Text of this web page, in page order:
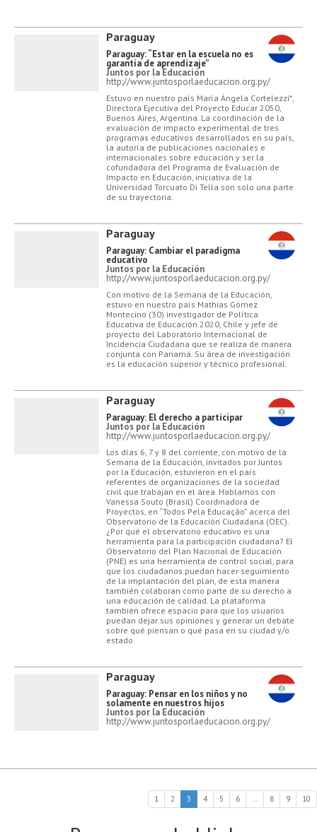
Paraguay
Paraguay: “Estar en la escuela no es
garantía de aprendizaje”
Juntos por la Educación
http://www.juntosporlaeducacion.org.py/
Estuvo en nuestro país María Ángela Cortelezzi*,
Directora Ejecutiva del Proyecto Educar 2050,
Buenos Aires, Argentina. La coordinación de la
evaluación de impacto experimental de tres
programas educativos desarrollados en su país,
la autoría de publicaciones nacionales e
internacionales sobre educación y ser la
cofundadora del Programa de Evaluación de
Impacto en Educación, iniciativa de la
Universidad Torcuato Di Tella son solo una parte
de su trayectoria.
Paraguay
Paraguay: Cambiar el paradigma
educativo
Juntos por la Educación
http://www.juntosporlaeducacion.org.py/
Con motivo de la Semana de la Educación,
estuvo en nuestro país Mathias Gómez
Montecino (30) investigador de Política
Educativa de Educación 2020, Chile y jefe de
proyecto del Laboratorio Internacional de
Incidencia Ciudadana que se realiza de manera
conjunta con Panamá. Su área de investigación
es la educación superior y técnico profesional.
Paraguay
Paraguay: El derecho a participar
Juntos por la Educación
http://www.juntosporlaeducacion.org.py/
Los días 6, 7 y 8 del corriente, con motivo de la
Semana de la Educación, invitados por Juntos
por la Educación, estuvieron en el país
referentes de organizaciones de la sociedad
civil que trabajan en el área. Hablamos con
Vanessa Souto (Brasil) Coordinadora de
Proyectos, en “Todos Pela Educação” acerca del
Observatorio de la Educación Ciudadana (OEC).
¿Por qué el observatorio educativo es una
herramienta para la participación ciudadana? El
Observatorio del Plan Nacional de Educación
(PNE) es una herramienta de control social, para
que los ciudadanos puedan hacer seguimiento
de la implantación del plan, de esta manera
también colaboran como parte de su derecho a
una educación de calidad. La plataforma
también ofrece espacio para que los usuarios
puedan dejar sus opiniones y generar un debate
sobre qué piensan o qué pasa en su ciudad y/o
estado.
Paraguay
Paraguay: Pensar en los niños y no
solamente en nuestros hijos
Juntos por la Educación
http://www.juntosporlaeducacion.org.py/
1 2 3 4 5 6 ... 8 9 10